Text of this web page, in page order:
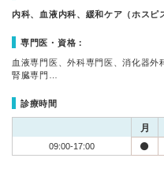
内科、血液内科、緩和ケア（ホスピ
専門医・資格：
血液専門医、外科専門医、消化器外
腎臓専門…
診療時間
月
09:00-17:00